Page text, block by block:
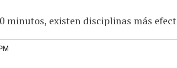
minutos, existen disciplinas más